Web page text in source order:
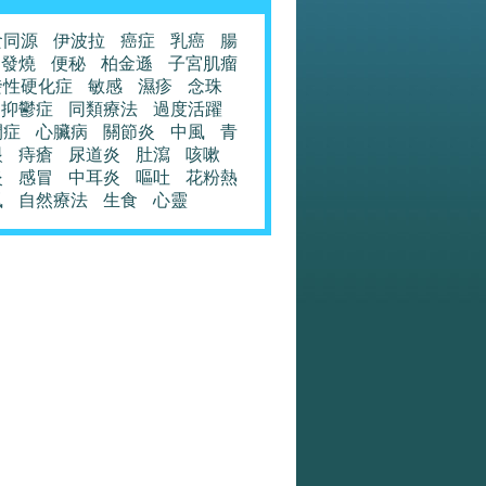
源 伊波拉 癌症 乳癌
腸
發燒
便秘 柏金遜
子宮肌瘤
硬化症
敏感 濕疹
念珠
抑鬱症
同類療法
過度活躍
心臟病 關節炎 中風
青
痔瘡 尿道炎 肚瀉
咳嗽
感冒 中耳炎 嘔吐
花粉熱
自然療法 生食 心靈